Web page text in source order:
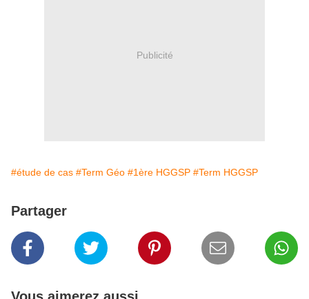
Publicité
#étude de cas #Term Géo #1ère HGGSP #Term HGGSP
Partager